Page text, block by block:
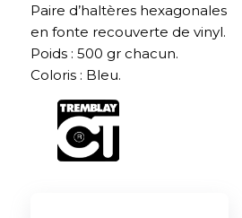
Paire d’haltères hexagonales
en fonte recouverte de vinyl.
Poids : 500 gr chacun.
Coloris : Bleu.